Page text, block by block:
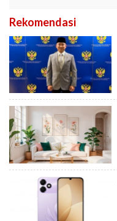
Rekomendasi